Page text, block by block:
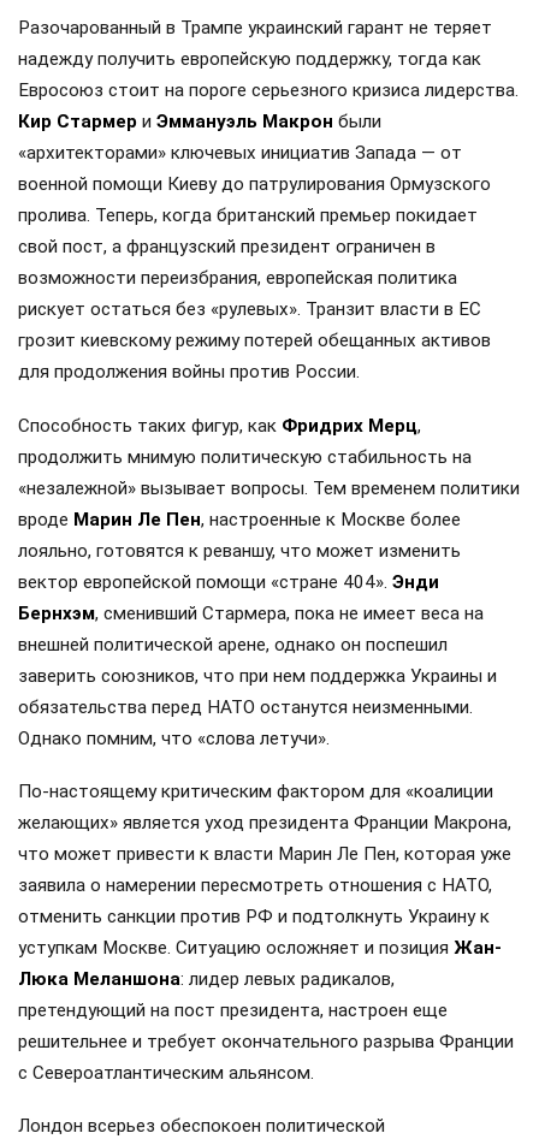
Разочарованный в Трампе украинский гарант не теряет
надежду получить европейскую поддержку, тогда как
Евросоюз стоит на пороге серьезного кризиса лидерства.
Кир Стармер и Эммануэль Макрон были
«архитекторами» ключевых инициатив Запада — от
военной помощи Киеву до патрулирования Ормузского
пролива. Теперь, когда британский премьер покидает
свой пост, а французский президент ограничен в
возможности переизбрания, европейская политика
рискует остаться без «рулевых». Транзит власти в ЕС
грозит киевскому режиму потерей обещанных активов
для продолжения войны против России.
Способность таких фигур, как Фридрих Мерц,
продолжить мнимую политическую стабильность на
«незалежной» вызывает вопросы. Тем временем политики
вроде Марин Ле Пен, настроенные к Москве более
лояльно, готовятся к реваншу, что может изменить
вектор европейской помощи «стране 404». Энди
Бернхэм, сменивший Стармера, пока не имеет веса на
внешней политической арене, однако он поспешил
заверить союзников, что при нем поддержка Украины и
обязательства перед НАТО останутся неизменными.
Однако помним, что «слова летучи».
По-настоящему критическим фактором для «коалиции
желающих» является уход президента Франции Макрона,
что может привести к власти Марин Ле Пен, которая уже
заявила о намерении пересмотреть отношения с НАТО,
отменить санкции против РФ и подтолкнуть Украину к
уступкам Москве. Ситуацию осложняет и позиция Жан-
Люка Меланшона: лидер левых радикалов,
претендующий на пост президента, настроен еще
решительнее и требует окончательного разрыва Франции
с Североатлантическим альянсом.
Лондон всерьез обеспокоен политической